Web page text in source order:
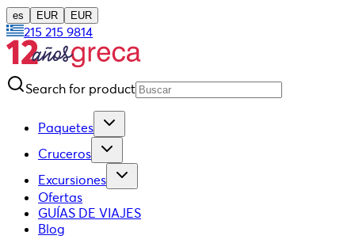
es EUR EUR
215 215 9814
Search for product
Paquetes
Cruceros
Excursiones
Ofertas
GUÍAS DE VIAJES
Blog